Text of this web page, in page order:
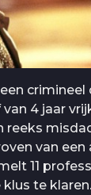
crimineel
4 jaar
reeks
van een
11
te